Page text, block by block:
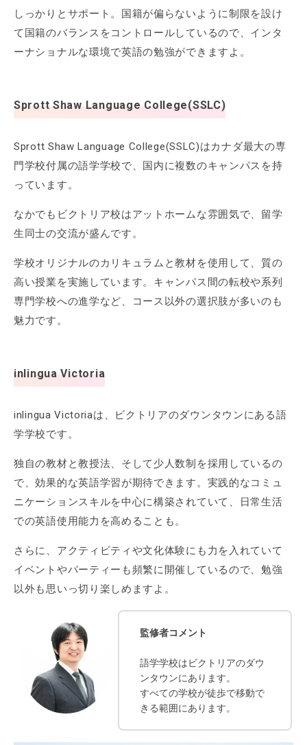
しっかりとサポート。国籍が偏らないように制限を設け
て国籍のバランスをコントロールしているので、インタ
ーナショナルな環境で英語の勉強ができますよ。
Sprott Shaw Language College(SSLC)
Sprott Shaw Language College(SSLC)はカナダ最大の専
門学校付属の語学学校で、国内に複数のキャンパスを持
っています。
なかでもビクトリア校はアットホームな雰囲気で、留学
生同士の交流が盛んです。
学校オリジナルのカリキュラムと教材を使用して、質の
高い授業を実施しています。キャンパス間の転校や系列
専門学校への進学など、コース以外の選択肢が多いのも
魅力です。
inlingua Victoria
inlingua Victoriaは、ビクトリアのダウンタウンにある語
学学校です。
独自の教材と教授法、そして少人数制を採用しているの
で、効果的な英語学習が期待できます。実践的なコミュ
ニケーションスキルを中心に構築されていて、日常生活
での英語使用能力を高めることも。
さらに、アクティビティや文化体験にも力を入れていて
イベントやパーティーも頻繁に開催しているので、勉強
以外も思いっ切り楽しめますよ。
監修者コメント
語学学校はビクトリアのダウ
ンタウンにあります。
すべての学校が徒歩で移動で
きる範囲にあります。